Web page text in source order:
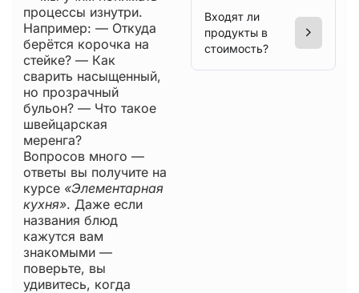
процессы изнутри.
Например: — Откуда
берётся корочка на
стейке? — Как
сварить насыщенный,
но прозрачный
бульон? — Что такое
швейцарская
меренга?
Вопросов много —
ответы вы получите на
курсе «Элементарная
кухня». Даже если
названия блюд
кажутся вам
знакомыми —
поверьте, вы
удивитесь, когда
Входят ли
продукты в
стоимость?